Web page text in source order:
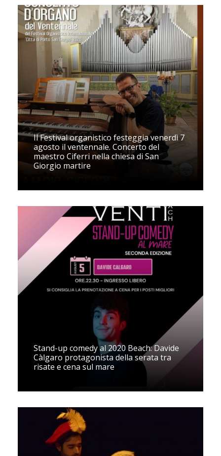
Il Festival organistico festeggia venerdì 7
agosto il ventennale. Concerto del
maestro Ciferri nella chiesa di San
Giorgio martire
Stand-up comedy al 2020 Beach: Davide
Càlgaro protagonista della serata tra
risate e cena sul mare